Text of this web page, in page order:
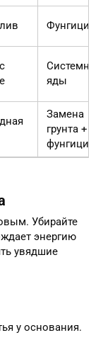
Системные
яды
Замена
грунта +
фунгицид
Убирайте
энергию
увядшие
у основания.